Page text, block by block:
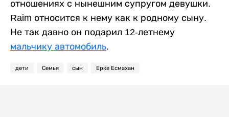
отношениях с нынешним супругом девушки.
Raim относится к нему как к родному сыну.
Не так давно он подарил 12-летнему
мальчику автомобиль.
дети Семья сын Ерке Есмахан